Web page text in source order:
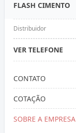
FLASH CIMENTO
Distribuidor
VER TELEFONE
CONTATO
COTAÇÃO
SOBRE A EMPRESA